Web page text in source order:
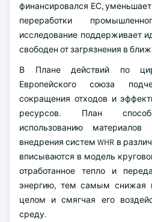
финансировался ЕС,
переработки
исследование поддерживает
свободен от загрязнения в
В Плане действий по
Европейского союза
сокращения отходов и
ресурсов. План
использованию
внедрения систем WHR в
вписываются в модель
отработанное тепло и
энергию, тем самым снижая
целом и смягчая его
среду.